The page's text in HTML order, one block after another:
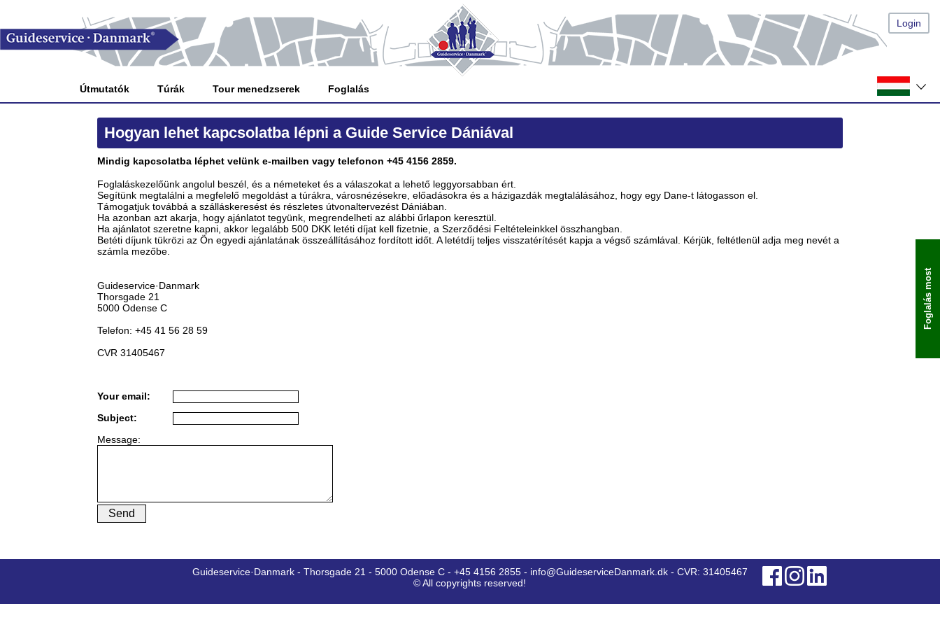
Login
Útmutatók Túrák Tour menedzserek Foglalás
Hogyan lehet kapcsolatba lépni a Guide Service Dániával
Mindig kapcsolatba léphet velünk e-mailben vagy telefonon +45 4156 2859.
Foglaláskezelőünk angolul beszél, és a németeket és a válaszokat a lehető leggyorsabban ért.
Segítünk megtalálni a megfelelő megoldást a túrákra, városnézésekre, előadásokra és a házigazdák megtalálásához, hogy egy Dane-t látogasson el.
Támogatjuk továbbá a szálláskeresést és részletes útvonaltervezést Dániában.
Ha azonban azt akarja, hogy ajánlatot tegyünk, megrendelheti az alábbi űrlapon keresztül.
Ha ajánlatot szeretne kapni, akkor legalább 500 DKK letéti díjat kell fizetnie, a Szerződési Feltételeinkkel összhangban.
Betéti díjunk tükrözi az Ön egyedi ajánlatának összeállításához fordított időt. A letétdíj teljes visszatérítését kapja a végső számlával. Kérjük, feltétlenül adja meg nevét a
számla mezőbe.
Guideservice·Danmark
Thorsgade 21
5000 Odense C
Telefon: +45 41 56 28 59
CVR 31405467
Your email:
Subject:
Message:
Foglalás most
Guideservice·Danmark - Thorsgade 21 - 5000 Odense C - +45 4156 2855 - info@GuideserviceDanmark.dk - CVR: 31405467
© All copyrights reserved!